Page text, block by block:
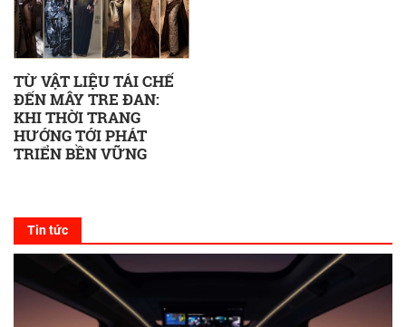
TỪ VẬT LIỆU TÁI CHẾ
ĐẾN MÂY TRE ĐAN:
KHI THỜI TRANG
HƯỚNG TỚI PHÁT
TRIỂN BỀN VỮNG
Tin tức